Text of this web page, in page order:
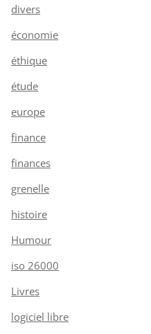
divers
économie
éthique
étude
europe
finance
finances
grenelle
histoire
Humour
iso 26000
Livres
logiciel libre